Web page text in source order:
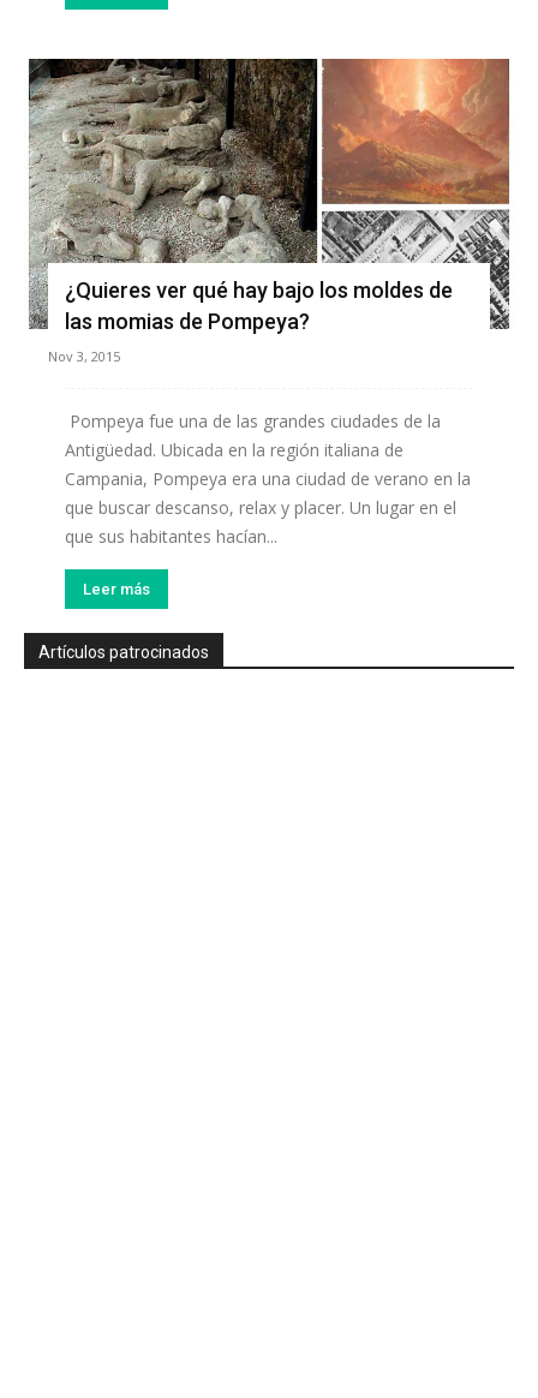
¿Quieres ver qué hay bajo los moldes de
las momias de Pompeya?
Nov 3, 2015
Pompeya fue una de las grandes ciudades de la
Antigüedad. Ubicada en la región italiana de
Campania, Pompeya era una ciudad de verano en la
que buscar descanso, relax y placer. Un lugar en el
que sus habitantes hacían...
Leer más
Artículos patrocinados